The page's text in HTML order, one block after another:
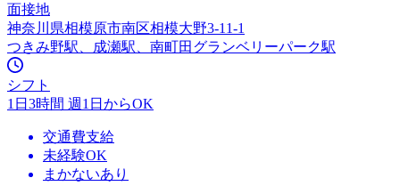
面接地
神奈川県相模原市南区相模大野3-11-1
つきみ野駅、成瀬駅、南町田グランベリーパーク駅
シフト
1日3時間 週1日からOK
交通費支給
未経験OK
まかないあり